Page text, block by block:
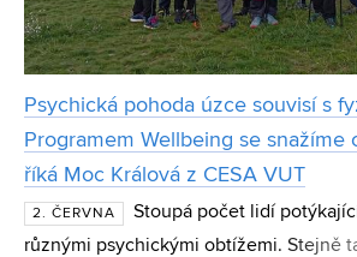
Psychická pohoda úzce souvisí s
Programem Wellbeing se snažíme
říká Moc Králová z CESA VUT
2. ČERVNA
Stoupá počet lidí
různými psychickými obtížemi. Stejně